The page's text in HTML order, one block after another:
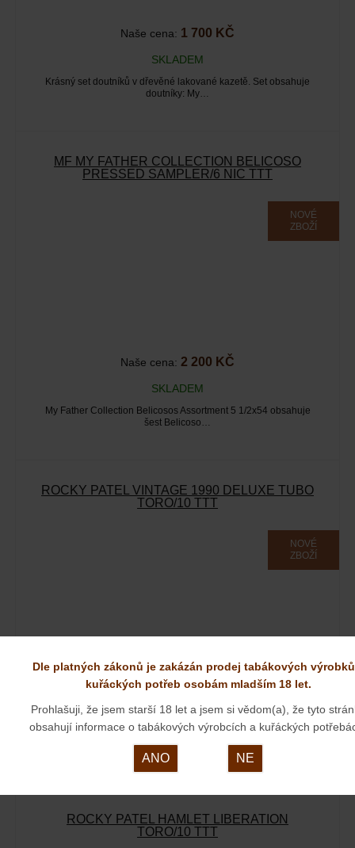
Naše cena: 1 700 KČ
SKLADEM
Krásný set doutníků v dřevěné lakované kazetě. Set obsahuje
doutníky: My…
MF MY FATHER COLLECTION BELICOSO
PRESSED SAMPLER/6 NIC TTT
NOVÉ
ZBOŽÍ
Naše cena: 2 200 KČ
SKLADEM
My Father Collection Belicosos Assortment 5 1/2x54 obsahuje
šest Belicoso…
ROCKY PATEL VINTAGE 1990 DELUXE TUBO
TORO/10 TTT
NOVÉ
ZBOŽÍ
Naše cena:290 KČ
SKLADEM
dominikánského a…
ROCKY PATEL HAMLET LIBERATION
TORO/10 TTT
Dle platných zákonů je zakázán prodej tabákových
kuřáckých potřeb osobám mladším 18 let.
Prohlašuji, že jsem starší 18 let a jsem si vědom(a), že tyto
obsahují informace o tabákových výrobcích a kuřáckých
ANO NE